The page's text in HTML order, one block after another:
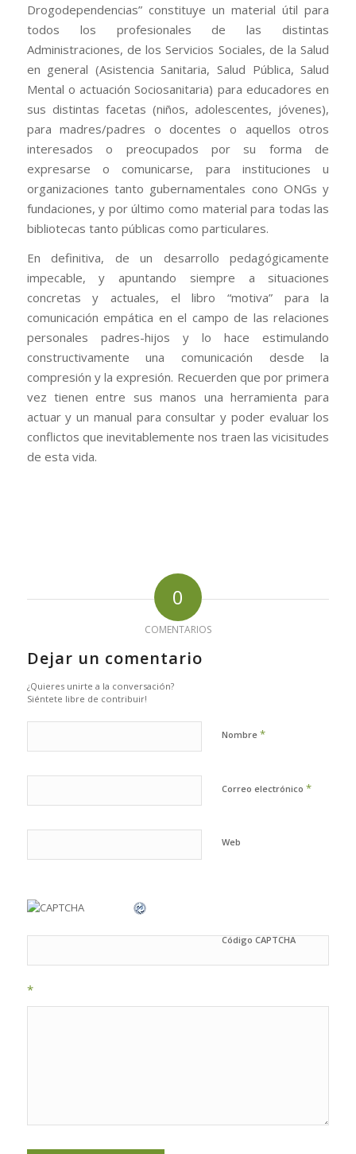
Drogodependencias” constituye un material útil para
todos los profesionales de las distintas
Administraciones, de los Servicios Sociales, de la Salud
en general (Asistencia Sanitaria, Salud Pública, Salud
Mental o actuación Sociosanitaria) para educadores en
sus distintas facetas (niños, adolescentes, jóvenes),
para madres/padres o docentes o aquellos otros
interesados o preocupados por su forma de
expresarse o comunicarse, para instituciones u
organizaciones tanto gubernamentales cono ONGs y
fundaciones, y por último como material para todas las
bibliotecas tanto públicas como particulares.
En definitiva, de un desarrollo pedagógicamente
impecable, y apuntando siempre a situaciones
concretas y actuales, el libro “motiva” para la
comunicación empática en el campo de las relaciones
personales padres-hijos y lo hace estimulando
constructivamente una comunicación desde la
compresión y la expresión. Recuerden que por primera
vez tienen entre sus manos una herramienta para
actuar y un manual para consultar y poder evaluar los
conflictos que inevitablemente nos traen las vicisitudes
de esta vida.
0
COMENTARIOS
Dejar un comentario
¿Quieres unirte a la conversación?
Siéntete libre de contribuir!
Nombre *
Correo electrónico *
Web
Código CAPTCHA
*